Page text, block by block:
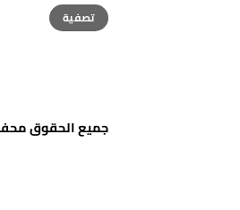
أدنى
سعر
أعلى
سعرتصفية
جميع الحقوق محفوظة 2026 © مكان